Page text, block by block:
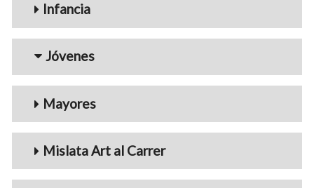
Infancia
Jóvenes
Mayores
Mislata Art al Carrer